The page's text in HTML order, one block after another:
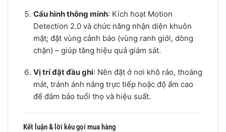
Cấu hình thông minh: Kích hoạt Motion
Detection 2.0 và chức năng nhận diện khuôn
mặt; đặt vùng cảnh báo (vùng ranh giới, dòng
chặn) – giúp tăng hiệu quả giám sát.
Vị trí đặt đầu ghi: Nên đặt ở nơi khô ráo, thoáng
mát, tránh ánh nắng trực tiếp hoặc độ ẩm cao
để đảm bảo tuổi thọ và hiệu suất.
Kết luận & lời kêu gọi mua hàng